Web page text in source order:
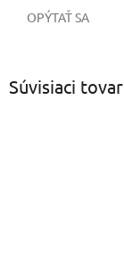
OPÝTAŤ SA
Súvisiaci tovar